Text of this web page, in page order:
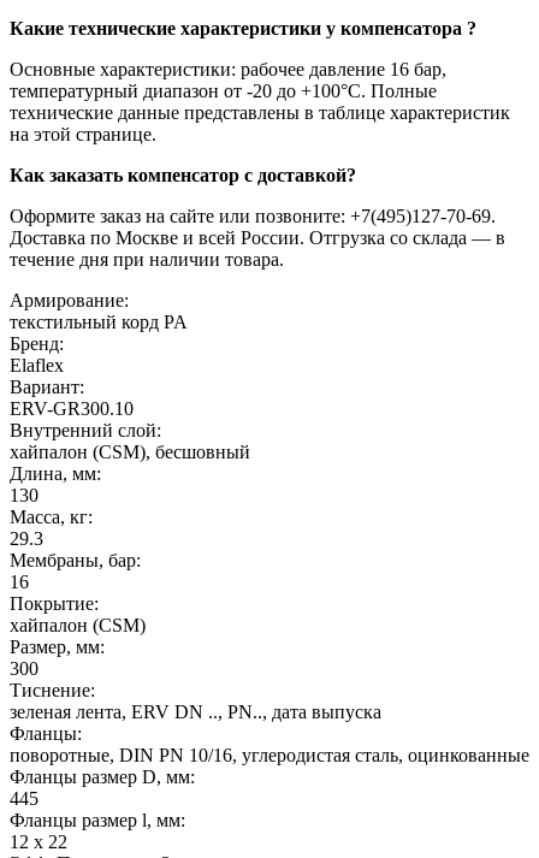
Какие технические характеристики у компенсатора ?
Основные характеристики: рабочее давление 16 бар,
температурный диапазон от -20 до +100°C. Полные
технические данные представлены в таблице характеристик
на этой странице.
Как заказать компенсатор с доставкой?
Оформите заказ на сайте или позвоните: +7(495)127-70-69.
Доставка по Москве и всей России. Отгрузка со склада — в
течение дня при наличии товара.
Армирование:
текстильный корд PA
Бренд:
Elaflex
Вариант:
ERV-GR300.10
Внутренний слой:
хайпалон (CSM), бесшовный
Длина, мм:
130
Масса, кг:
29.3
Мембраны, бар:
16
Покрытие:
хайпалон (CSM)
Размер, мм:
300
Тиснение:
зеленая лента, ERV DN .., PN.., дата выпуска
Фланцы:
поворотные, DIN PN 10/16, углеродистая сталь, оцинкованные
Фланцы размер D, мм:
445
Фланцы размер l, мм:
12 x 22